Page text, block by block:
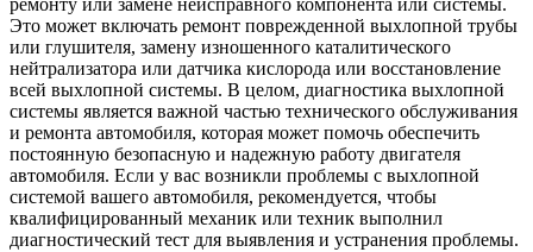
ремонту или замене неисправного компонента или системы.
Это может включать ремонт поврежденной выхлопной трубы
или глушителя, замену изношенного каталитического
нейтрализатора или датчика кислорода или восстановление
всей выхлопной системы. В целом, диагностика выхлопной
системы является важной частью технического обслуживания
и ремонта автомобиля, которая может помочь обеспечить
постоянную безопасную и надежную работу двигателя
автомобиля. Если у вас возникли проблемы с выхлопной
системой вашего автомобиля, рекомендуется, чтобы
квалифицированный механик или техник выполнил
диагностический тест для выявления и устранения проблемы.